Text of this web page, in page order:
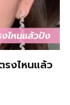
รงไหนแล้ว